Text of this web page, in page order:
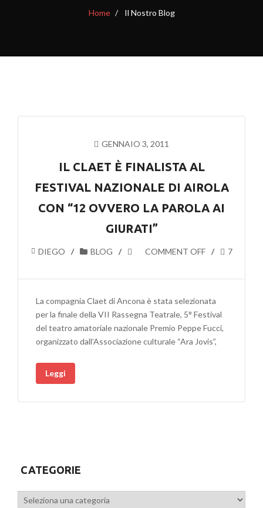
Home Il Nostro Blog
GENNAIO 3, 2011
IL CLAET È FINALISTA AL
FESTIVAL NAZIONALE DI AIROLA
CON “12 OVVERO LA PAROLA AI
GIURATI”
DIEGO BLOG COMMENT OFF 7
La compagnia Claet di Ancona è stata selezionata
per la finale della VII Rassegna Teatrale, 5° Festival
del teatro amatoriale nazionale Premio Peppe Fucci,
organizzato dall’Associazione culturale “Ara Jovis”,
Leggi
CATEGORIE
Categorie